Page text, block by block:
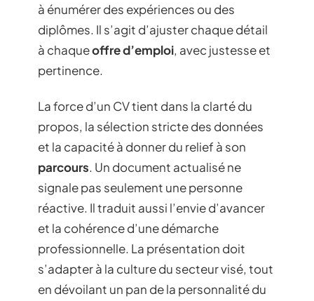
à énumérer des expériences ou des
diplômes. Il s’agit d’ajuster chaque détail
à chaqueoffre d’emploi, avec justesse et
pertinence.
La force d’un CV tient dans la clarté du
propos, la sélection stricte des données
et la capacité à donner du relief à son
parcours. Un document actualisé ne
signale pas seulement une personne
réactive. Il traduit aussi l’envie d’avancer
et la cohérence d’une démarche
professionnelle. La présentation doit
s’adapter à la culture du secteur visé, tout
en dévoilant un pan de la personnalité du